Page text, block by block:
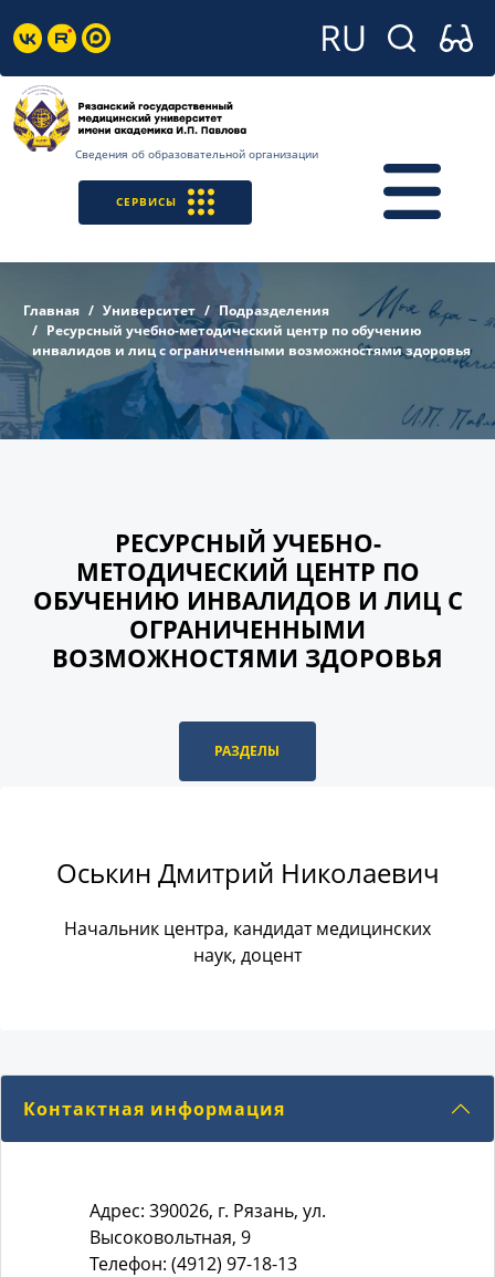
Сведения об образовательной организации
СЕРВИСЫ
Главная Университет
Подразделения
Ресурсный учебно-методический центр по обучению
инвалидов и лиц с ограниченными возможностями здоровья
РЕСУРСНЫЙ УЧЕБНО-
МЕТОДИЧЕСКИЙ ЦЕНТР ПО
ОБУЧЕНИЮ ИНВАЛИДОВ И ЛИЦ С
ОГРАНИЧЕННЫМИ
ВОЗМОЖНОСТЯМИ ЗДОРОВЬЯ
РАЗДЕЛЫ
Оськин Дмитрий Николаевич
Начальник центра, кандидат медицинских
наук, доцент
Контактная информация
Адрес: 390026, г. Рязань, ул.
Высоковольтная, 9
Телефон: (4912) 97-18-13